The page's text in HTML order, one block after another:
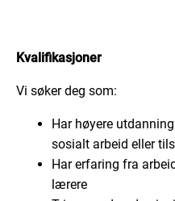
Kvalifikasjoner
Vi søker deg som:
Har høyere
sosialt arbeid eller
Har erfaring fra
lærere